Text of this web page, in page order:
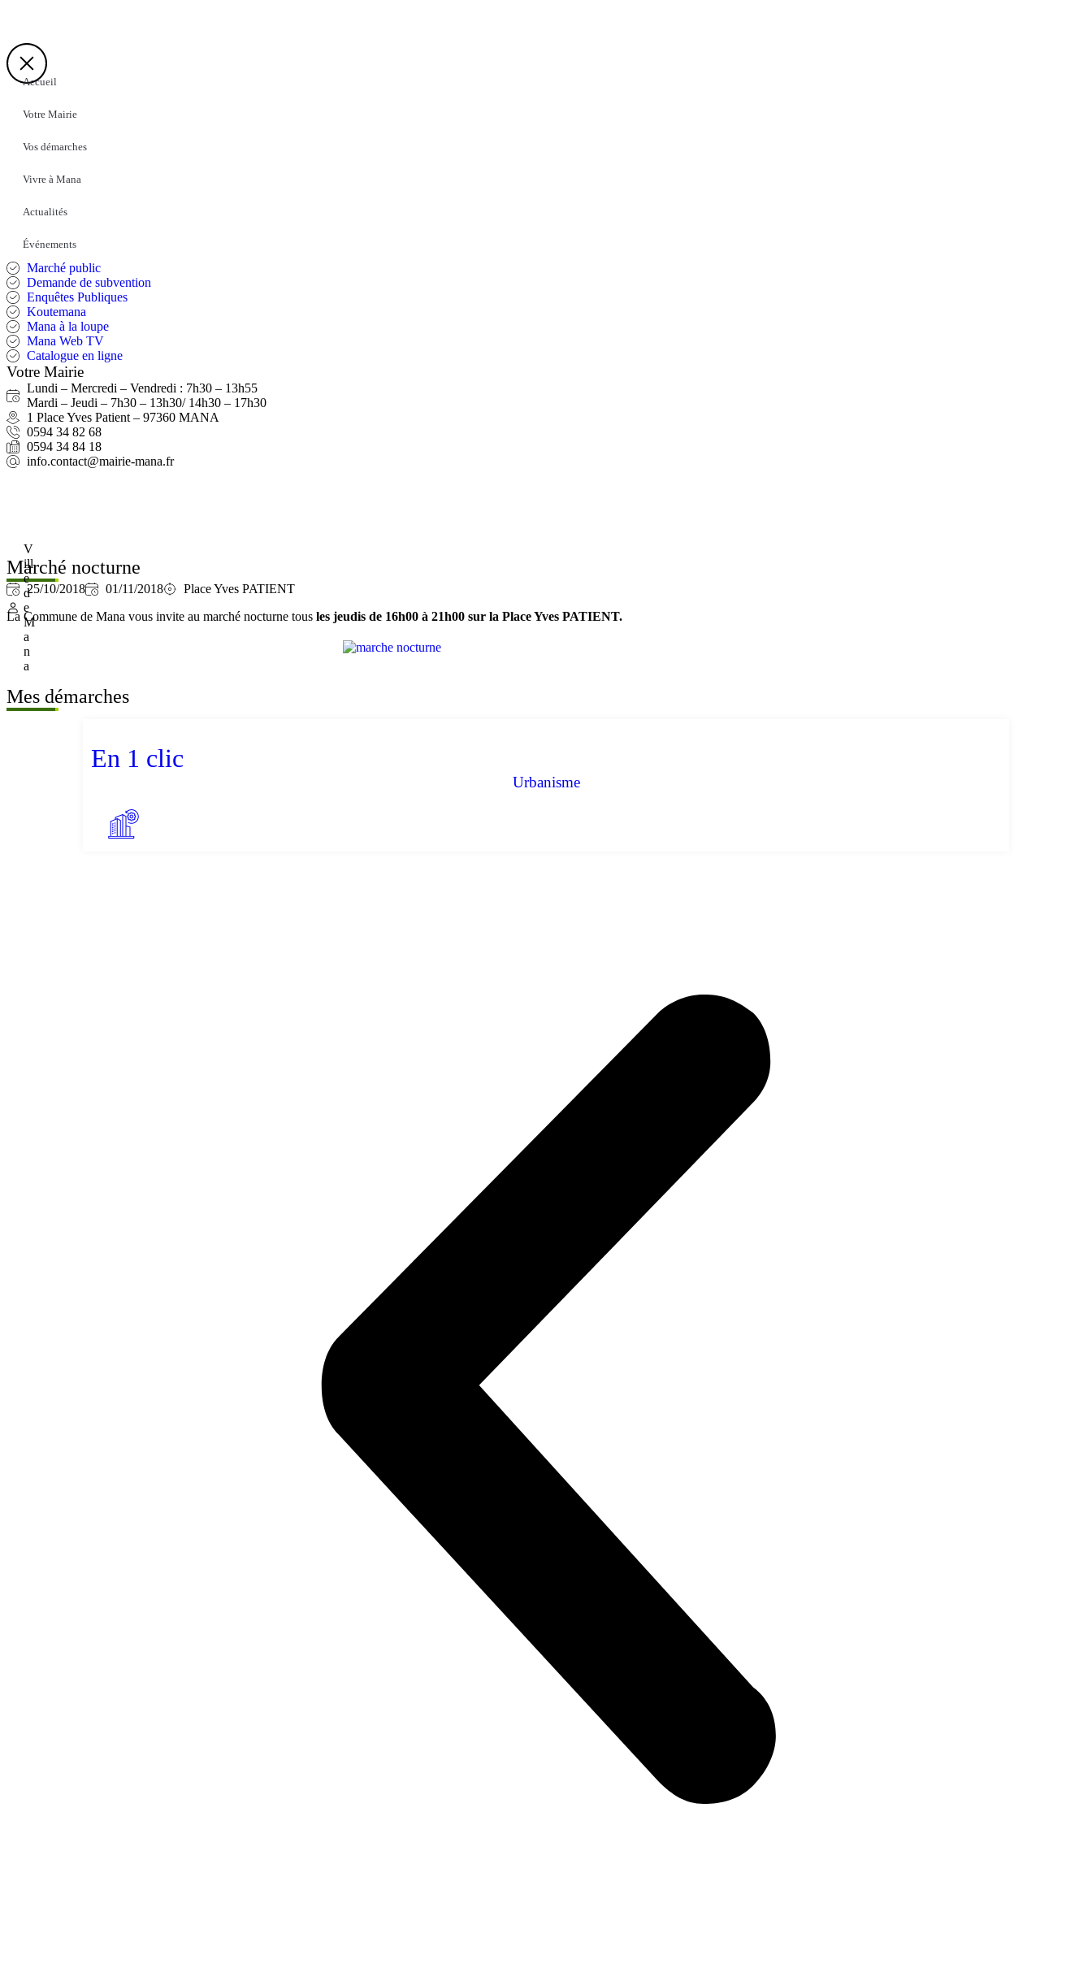
Accueil
Votre Mairie
Vos démarches
Vivre à Mana
Actualités
Événements
Marché public
Demande de subvention
Enquêtes Publiques
Koutemana
Mana à la loupe
Mana Web TV
Catalogue en ligne
Votre Mairie
Lundi – Mercredi – Vendredi : 7h30 – 13h55
Mardi – Jeudi – 7h30 – 13h30/ 14h30 – 17h30
1 Place Yves Patient – 97360 MANA
0594 34 82 68
0594 34 84 18
info.contact@mairie-mana.fr
V
ill
e
d
e
M
a
n
a
Marché nocturne
25/10/2018 01/11/2018
Place Yves PATIENT
La Commune de Mana vous invite au marché nocturne tous les jeudis de 16h00 à 21h00 sur la Place Yves PATIENT.
Mes démarches
En 1 clic
Urbanisme